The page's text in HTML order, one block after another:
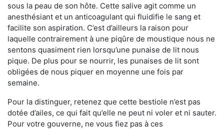
sous la peau de son hôte. Cette salive agit comme un
anesthésiant et un anticoagulant qui fluidifie le sang et
facilite son aspiration. C’est d’ailleurs la raison pour
laquelle contrairement à une piqûre de moustique nous ne
sentons quasiment rien lorsqu’une punaise de lit nous
pique. De plus pour se nourrir, les punaises de lit sont
obligées de nous piquer en moyenne une fois par
semaine.
Pour la distinguer, retenez que cette bestiole n’est pas
dotée d’ailes, ce qui fait qu’elle ne peut ni voler et ni sauter.
Pour votre gouverne, ne vous fiez pas à ces